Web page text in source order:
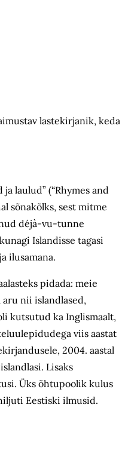
lastekirjanik, keda
laulud” (“Rhymes and
sõnakõlks, sest mitme
déjà-vu-tunne
Islandisse tagasi
ilusamana.
pidada: meie
nii islandlased,
kutsutud ka Inglismaalt,
viis aastat
2004. aastal
Lisaks
Üks õhtupoolik kulus
Eestiski ilmusid.